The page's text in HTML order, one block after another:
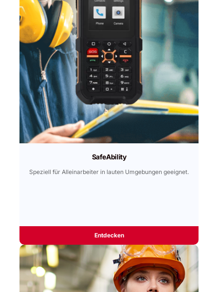
SafeAbility
Speziell für Alleinarbeiter in lauten Umgebungen geeignet.
Entdecken